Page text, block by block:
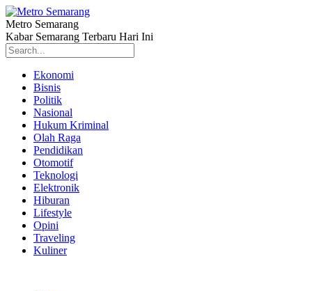
Metro Semarang
Kabar Semarang Terbaru Hari Ini
Ekonomi
Bisnis
Politik
Nasional
Hukum Kriminal
Olah Raga
Pendidikan
Otomotif
Teknologi
Elektronik
Hiburan
Lifestyle
Opini
Traveling
Kuliner